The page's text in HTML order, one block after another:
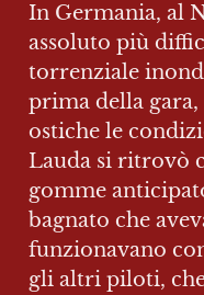
In Germania, al
assoluto più
torrenziale
prima della
ostiche le
Lauda si ritrovò
gomme
bagnato che
funzionavano
gli altri piloti,